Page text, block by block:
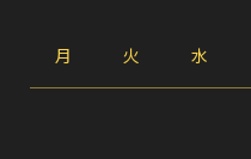
月 火 水